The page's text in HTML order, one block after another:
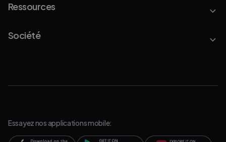
Ressources
Société
Essayez nos applications mobile: